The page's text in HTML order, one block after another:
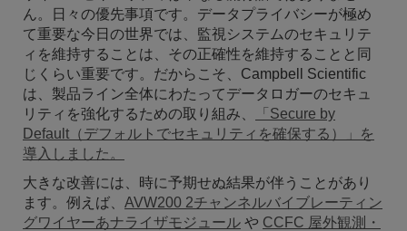
ん。日々の優先事項です。データプライバシーが極め
て重要な今日の世界では、監視システムのセキュリテ
ィを維持することは、その正確性を維持することと同
じくらい重要です。だからこそ、Campbell Scientific
は、製品ライン全体にわたってデータロガーのセキュ
リティを強化するための取り組み、
「Secure by
Default（デフォルトでセキュリティを確保する）」を
導入しました。
大きな改善には、時に予期せぬ結果が伴うことがあり
ます。例えば、 AVW200 2チャンネルバイブレーティン
グワイヤーあナライザモジュール や CCFC 屋外観測・